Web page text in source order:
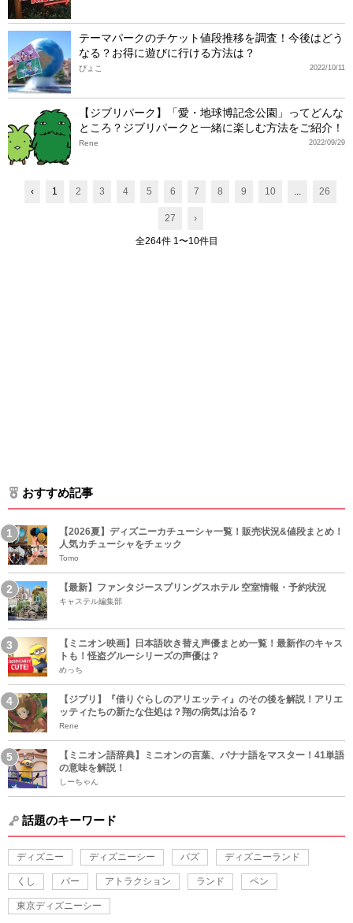
テーマパークのチケット値段推移を調査！今後はどう
なる？お得に遊びに行ける方法は？
2022/10/11
ぴょこ
【ジブリパーク】「愛・地球博記念公園」ってどんな
ところ？ジブリパークと一緒に楽しむ方法をご紹介！
2022/09/29
Rene
‹ 1 2 3 4 5 6 7 8 9 10 ... 26
27 ›
全264件 1〜10件目
おすすめ記事
【2026夏】ディズニーカチューシャ一覧！販売状況&値段まとめ！
人気カチューシャをチェック
Tomo
【最新】ファンタジースプリングスホテル 空室情報・予約状況
キャステル編集部
【ミニオン映画】日本語吹き替え声優まとめ一覧！最新作のキャス
トも！怪盗グルーシリーズの声優は？
めっち
【ジブリ】『借りぐらしのアリエッティ』のその後を解説！アリエ
ッティたちの新たな住処は？翔の病気は治る？
Rene
【ミニオン語辞典】ミニオンの言葉、バナナ語をマスター！41単語
の意味を解説！
しーちゃん
話題のキーワード
ディズニー ディズニーシー バズ ディズニーランド
くし バー アトラクション ランド ペン
東京ディズニーシー